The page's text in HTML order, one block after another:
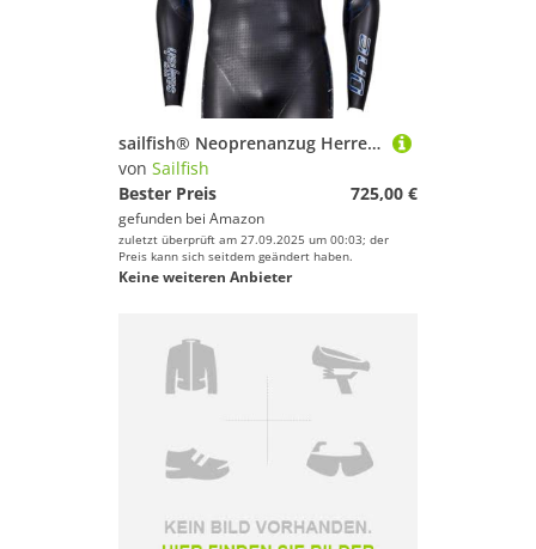
sailfish® Neoprenanzug Herren | Men's One 8 Triathlon Anzug für Athleten | Auftriebsstarker Wettkampfanzug für Schwimmen & Triathlon | Ideale Wasserlage & maximale Effizienz | schwarz
von Sailfish
Bester Preis
725,00 €
gefunden bei Amazon
zuletzt überprüft am 27.09.2025 um 00:03; der
Preis kann sich seitdem geändert haben.
Keine weiteren Anbieter